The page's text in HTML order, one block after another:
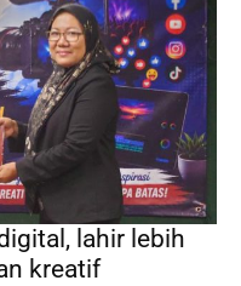
lahir lebih
kreatif